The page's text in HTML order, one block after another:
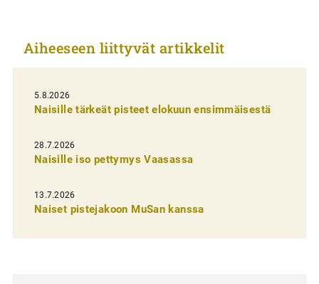
k
e
l
i
e
n
e
Aiheeseen liittyvät artikkelit
5.8.2026
Naisille tärkeät pisteet elokuun ensimmäisestä
28.7.2026
Naisille iso pettymys Vaasassa
13.7.2026
Naiset pistejakoon MuSan kanssa